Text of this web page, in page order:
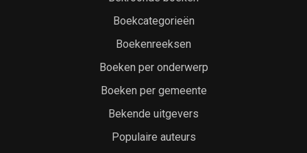
Boekcategorieën
Boekenreeksen
Boeken per onderwerp
Boeken per gemeente
Bekende uitgevers
Populaire auteurs